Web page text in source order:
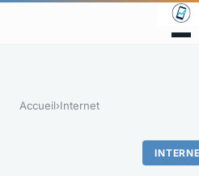
Accueil›Internet